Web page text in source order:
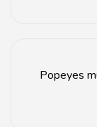
Popeyes